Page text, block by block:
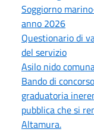
Soggiorno
anno 2026
Questionario di
del servizio
Asilo nido
Bando di
graduatoria
pubblica che si
Altamura.